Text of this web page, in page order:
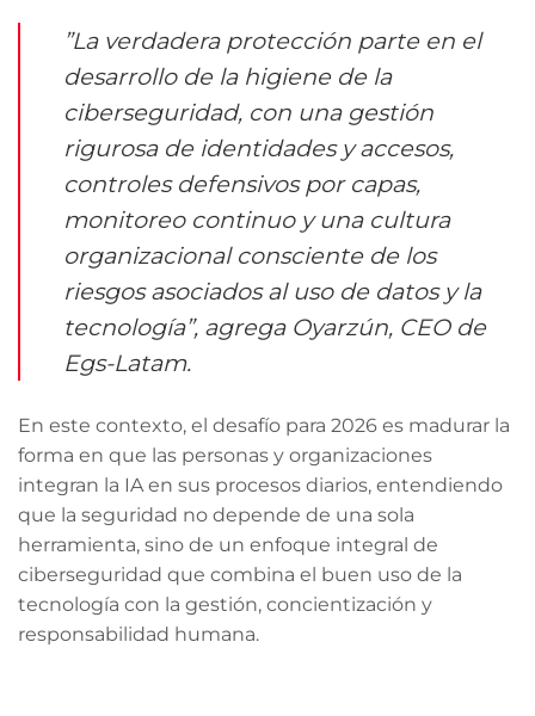
”La verdadera protección parte en el
desarrollo de la higiene de la
ciberseguridad, con una gestión
rigurosa de identidades y accesos,
controles defensivos por capas,
monitoreo continuo y una cultura
organizacional consciente de los
riesgos asociados al uso de datos y la
tecnología”, agrega Oyarzún, CEO de
Egs-Latam.
En este contexto, el desafío para 2026 es madurar la
forma en que las personas y organizaciones
integran la IA en sus procesos diarios, entendiendo
que la seguridad no depende de una sola
herramienta, sino de un enfoque integral de
ciberseguridad que combina el buen uso de la
tecnología con la gestión, concientización y
responsabilidad humana.